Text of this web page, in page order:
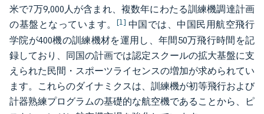
米で7万9,000人が含まれ、複数年にわたる訓練機調達計画
の基盤となっています。 [1] 中国では、中国民用航空飛行
学院が400機の訓練機材を運用し、年間50万飛行時間を記
録しており、同国の計画では認定スクールの拡大基盤に支
えられた民間・スポーツライセンスの増加が求められてい
ます。これらのダイナミクスは、訓練機が初等飛行および
計器熟練プログラムの基礎的な航空機であることから、ピ